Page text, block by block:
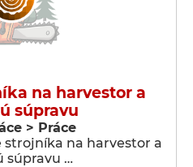
na harvestor a
súpravu
> Práce
na harvestor a
súpravu …